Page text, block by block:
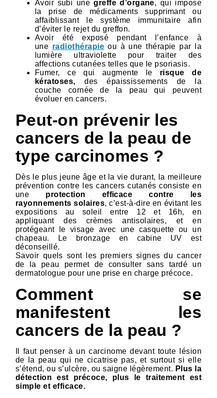
Avoir subi unegreffe d’organe, qui impose
la prise de médicaments supprimant ou
affaiblissant le système immunitaire afin
d’éviter le rejet du greffon.
Avoir été exposé pendant l’enfance à
une radiothérapie ou à une thérapie par la
lumière ultraviolette pour traiter des
affections cutanées telles que le psoriasis.
Fumer, ce qui augmente le risque de
kératoses, des épaississements de la
couche cornée de la peau qui peuvent
évoluer en cancers.
Peut-on prévenir les
cancers de la peau de
type carcinomes ?
Dès le plus jeune âge et la vie durant, la meilleure
prévention contre les cancers cutanés consiste en
une protection efficace contre les
rayonnements solaires, c’est-à-dire en évitant les
expositions au soleil entre 12 et 16h, en
appliquant des crèmes antisolaires, et en
protégeant le visage avec une casquette ou un
chapeau. Le bronzage en cabine UV est
déconseillé.
Savoir quels sont les premiers signes du cancer
de la peau permet de consulter sans tardé un
dermatologue pour une prise en charge précoce.
Comment se
manifestent les
cancers de la peau ?
Il faut penser à un carcinome devant toute lésion
de la peau qui ne cicatrise pas, et surtout si elle
s’étend, ou s’ulcère, ou saigne légèrement. Plus la
détection est précoce, plus le traitement est
simple et efficace.